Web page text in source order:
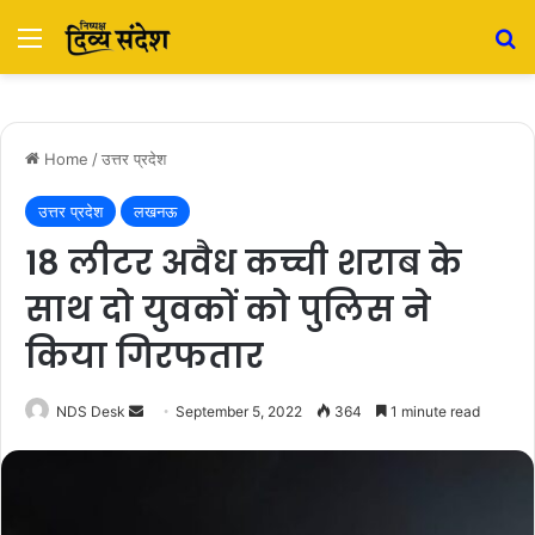
Menu
Home /उत्तर प्रदेश
उत्तर प्रदेश लखनऊ
18 लीटर अवैध कच्ची शराब के
साथ दो युवकों को पुलिस ने
किया गिरफतार
NDS Desk September 5, 2022 364 1 minute read